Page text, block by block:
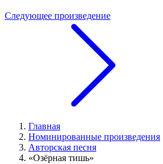
Следующее произведение
Главная
Номинированные произведения
Авторская песня
«Озёрная тишь»